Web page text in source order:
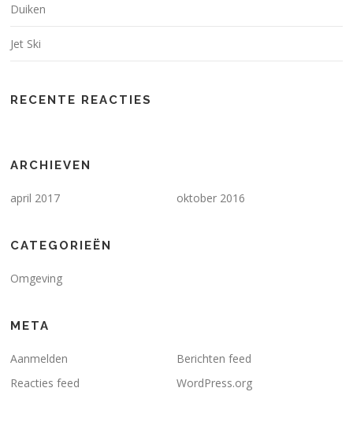
Duiken
Jet Ski
RECENTE REACTIES
ARCHIEVEN
april 2017 oktober 2016
CATEGORIEËN
Omgeving
META
Aanmelden
Berichten feed
Reacties feed
WordPress.org